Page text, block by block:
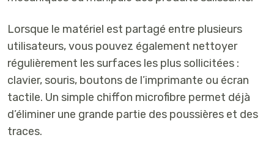
Lorsque le matériel est partagé entre plusieurs
utilisateurs, vous pouvez également nettoyer
régulièrement les surfaces les plus sollicitées :
clavier, souris, boutons de l’imprimante ou écran
tactile. Un simple chiffon microfibre permet déjà
d’éliminer une grande partie des poussières et des
traces.